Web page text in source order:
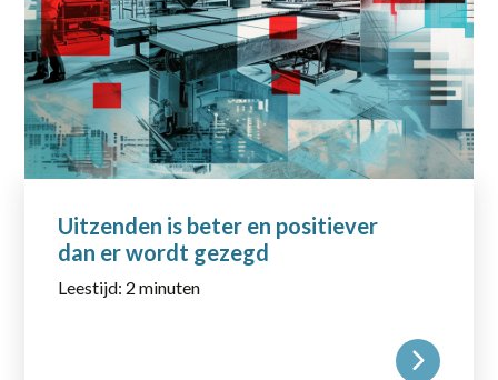
Uitzenden is beter en positiever
dan er wordt gezegd
Leestijd: 2 minuten